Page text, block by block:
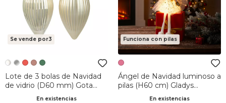
Se vende por3
Lote de 3 bolas de Navidad
de vidrio (D60 mm) Gota
preciosa PerlaEn existencias
Funciona con pilas
Ángel de Navidad luminoso a
pilas (H60 cm) Gladys
estrellas RosaEn existencias